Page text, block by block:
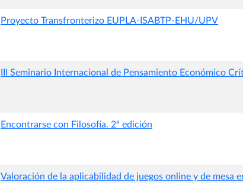
Proyecto Transfronterizo EUPLA-ISABTP-EHU/UPV
III Seminario Internacional de Pensamiento Económico
Encontrarse con Filosofía. 2ª edición
Valoración de la aplicabilidad de juegos online y de mesa